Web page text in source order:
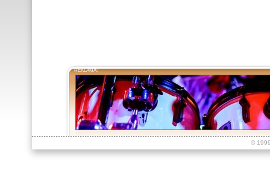
REKLAMA:
©